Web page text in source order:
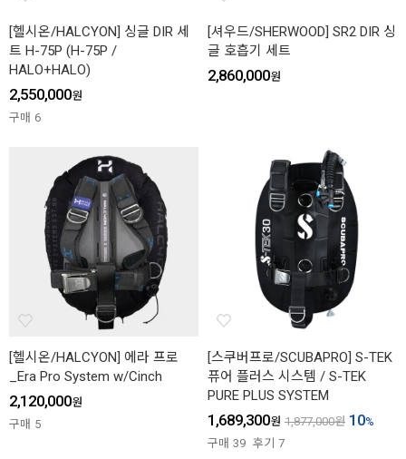
[헬시온/HALCYON] 싱글 DIR 세
트 H-75P (H-75P /
HALO+HALO)
2,550,000원
구매 6
[셔우드/SHERWOOD] SR2 DIR 싱
글 호흡기 세트
2,860,000원
[헬시온/HALCYON] 에라 프로
_Era Pro System w/Cinch
2,120,000원
구매 5
[스쿠버프로/SCUBAPRO] S-TEK
퓨어 플러스 시스템 / S-TEK
PURE PLUS SYSTEM
1,689,300원 1,877,000원 10%
구매 39 후기 7